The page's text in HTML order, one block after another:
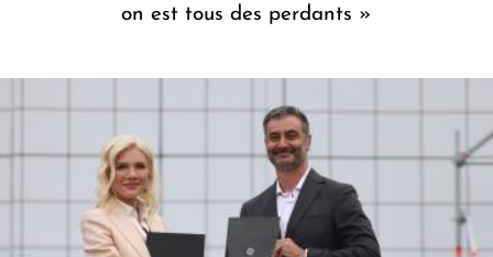
on est tous des perdants »